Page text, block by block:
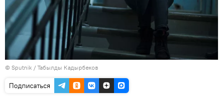
© Sputnik / Табылды Кадырбеков
Подписаться